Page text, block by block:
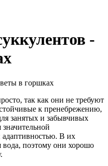
-
так как они не требуют
к пренебрежению,
занятых и забывчивых
адаптивностью. В их
вода, поэтому они хорошо